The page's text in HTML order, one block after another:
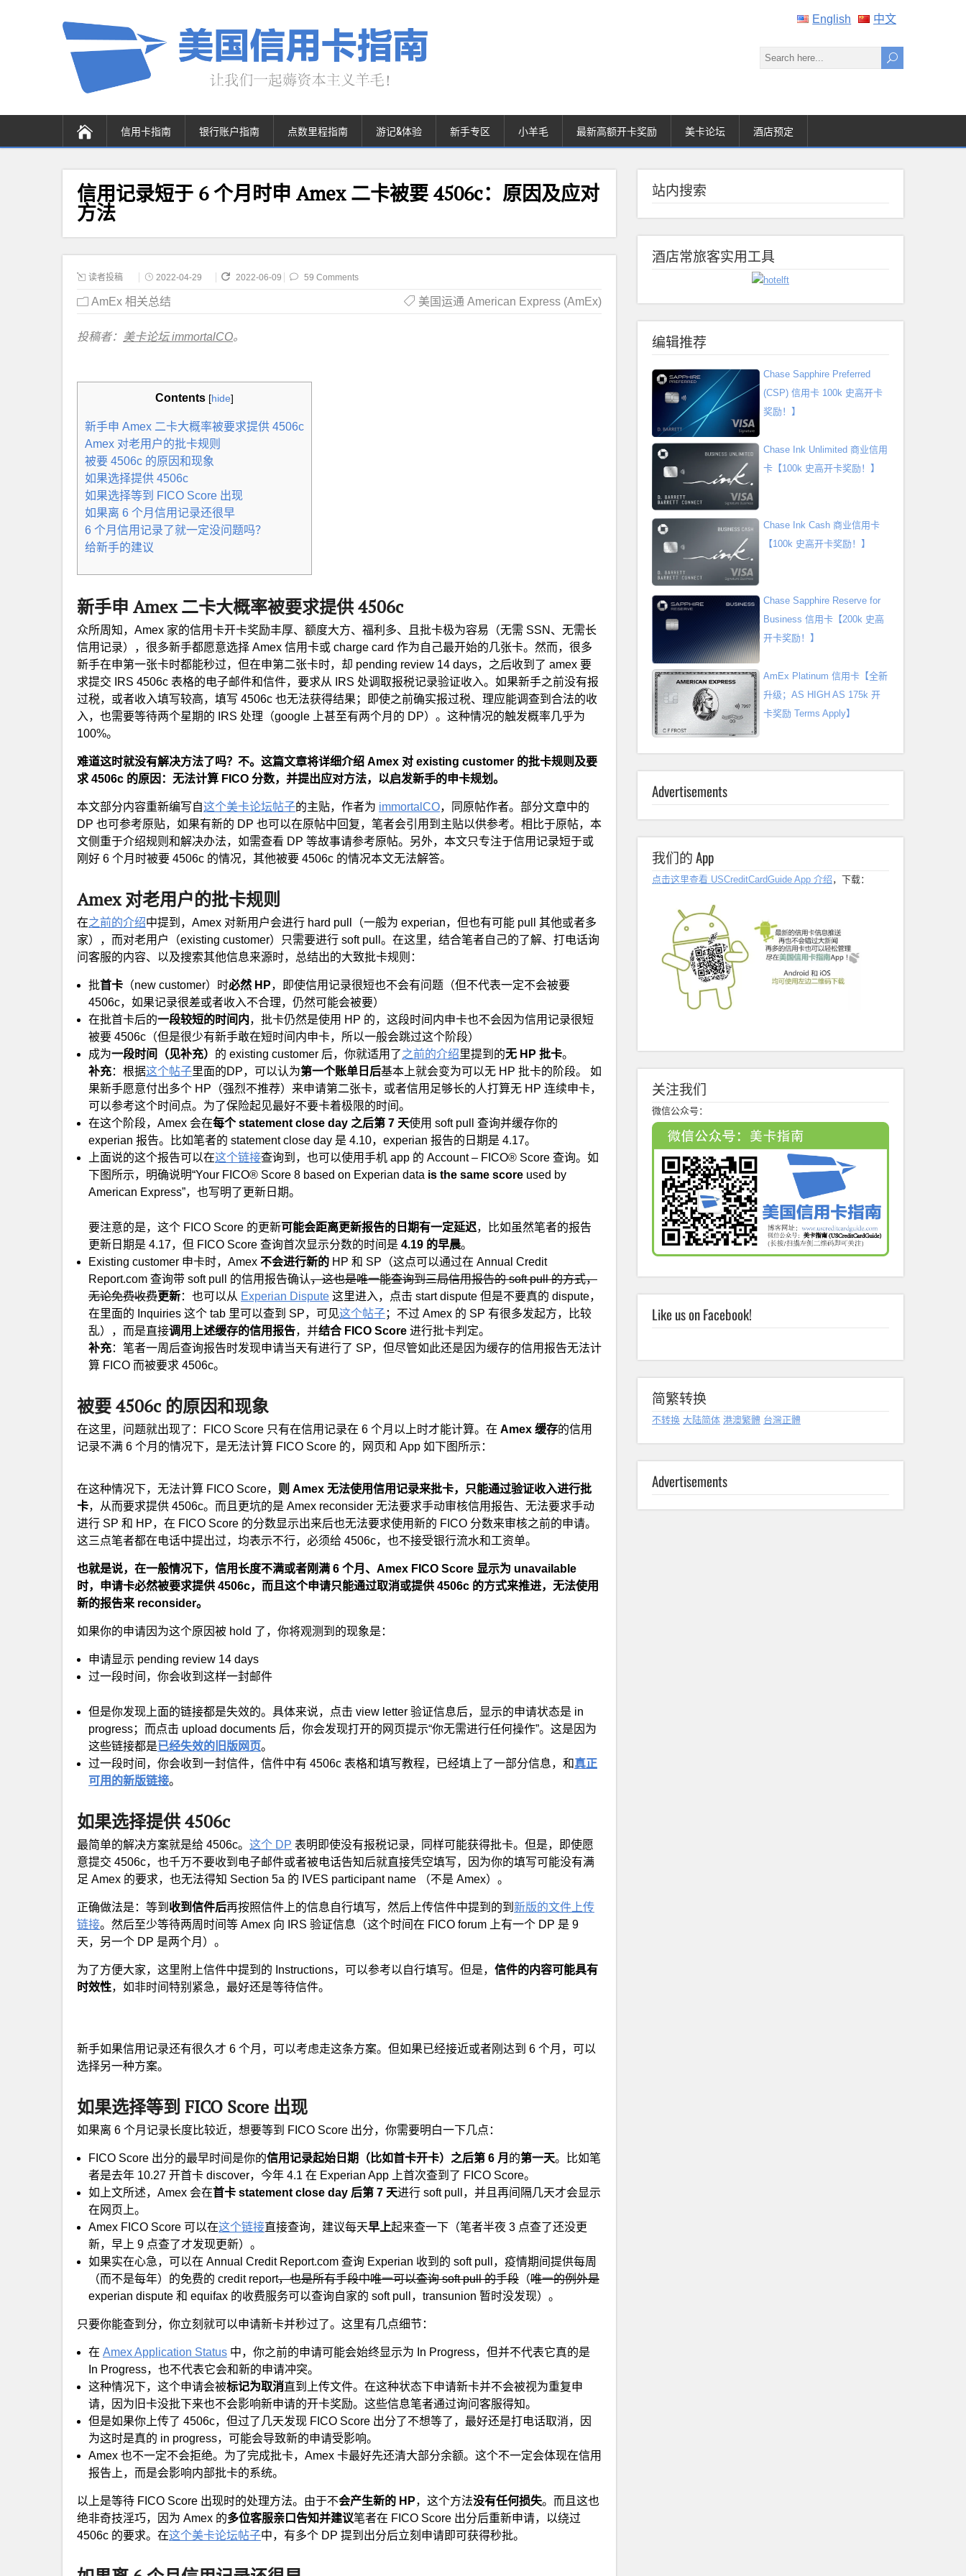
English 中文
信用卡指南 银行账户指南 点数里程指南 游记&体验 新手专区 小羊毛 最新高额开卡奖励 美卡论坛 酒店预定
信用记录短于 6 个月时申 Amex 二卡被要 4506c：原因及应对
方法
读者投稿 2022-04-29 2022-06-09 59 Comments
AmEx 相关总结 美国运通 American Express (AmEx)
投稿者： 美卡论坛 immortalCO。
Contents [hide]
新手申 Amex 二卡大概率被要求提供 4506c
Amex 对老用户的批卡规则
被要 4506c 的原因和现象
如果选择提供 4506c
如果选择等到 FICO Score 出现
如果离 6 个月信用记录还很早
6 个月信用记录了就一定没问题吗？
给新手的建议
新手申 Amex 二卡大概率被要求提供 4506c
众所周知，Amex 家的信用卡开卡奖励丰厚、额度大方、福利多、且批卡极为容易（无需 SSN、无需长
信用记录），很多新手都愿意选择 Amex 信用卡或 charge card 作为自己最开始的几张卡。然而，很多
新手在申第一张卡时都能秒过，但在申第二张卡时，却 pending review 14 days，之后收到了 amex 要
求提交 IRS 4506c 表格的电子邮件和信件，要求从 IRS 处调取报税记录验证收入。如果新手之前没有报
过税，或者收入填写较高，填写 4506c 也无法获得结果；即使之前确实报过税、理应能调查到合法的收
入，也需要等待两个星期的 IRS 处理（google 上甚至有两个月的 DP）。这种情况的触发概率几乎为
100%。
难道这时就没有解决方法了吗？不。这篇文章将详细介绍 Amex 对 existing customer 的批卡规则及要
求 4506c 的原因：无法计算 FICO 分数，并提出应对方法，以启发新手的申卡规划。
本文部分内容重新编写自这个美卡论坛帖子的主贴，作者为 immortalCO，同原帖作者。部分文章中的
DP 也可参考原贴，如果有新的 DP 也可以在原帖中回复，笔者会引用到主贴以供参考。相比于原帖，本
文侧重于介绍规则和解决办法，如需查看 DP 等故事请参考原帖。另外，本文只专注于信用记录短于或
刚好 6 个月时被要 4506c 的情况，其他被要 4506c 的情况本文无法解答。
Amex 对老用户的批卡规则
在之前的介绍中提到，Amex 对新用户会进行 hard pull（一般为 experian，但也有可能 pull 其他或者多
家），而对老用户（existing customer）只需要进行 soft pull。在这里，结合笔者自己的了解、打电话询
问客服的内容、以及搜索其他信息来源时，总结出的大致批卡规则：
批首卡 （new customer）时必然 HP，即使信用记录很短也不会有问题（但不代表一定不会被要
4506c，如果记录很差或者收入不合理，仍然可能会被要）
在批首卡后的一段较短的时间内，批卡仍然是使用 HP 的，这段时间内申卡也不会因为信用记录很短
被要 4506c（但是很少有新手敢在短时间内申卡，所以一般会跳过这个阶段）
成为一段时间（见补充） 的 existing customer 后，你就适用了之前的介绍里提到的无 HP 批卡。
补充：根据这个帖子里面的DP，可以认为第一个账单日后基本上就会变为可以无 HP 批卡的阶段。 如
果新手愿意付出多个 HP（强烈不推荐）来申请第二张卡，或者信用足够长的人打算无 HP 连续申卡，
可以参考这个时间点。为了保险起见最好不要卡着极限的时间。
在这个阶段，Amex 会在每个 statement close day 之后第 7 天使用 soft pull 查询并缓存你的
experian 报告。比如笔者的 statement close day 是 4.10，experian 报告的日期是 4.17。
上面说的这个报告可以在这个链接查询到，也可以使用手机 app 的 Account – FICO® Score 查询。如
下图所示，明确说明“Your FICO® Score 8 based on Experian data is the same score used by
American Express”，也写明了更新日期。
要注意的是，这个 FICO Score 的更新可能会距离更新报告的日期有一定延迟，比如虽然笔者的报告
更新日期是 4.17，但 FICO Score 查询首次显示分数的时间是 4.19 的早晨。
Existing customer 申卡时，Amex 不会进行新的 HP 和 SP（这点可以通过在 Annual Credit
Report.com 查询带 soft pull 的信用报告确认，这也是唯一能查询到三局信用报告的 soft pull 的方式，
无论免费收费更新：也可以从 Experian Dispute 这里进入，点击 start dispute 但是不要真的 dispute，
在里面的 Inquiries 这个 tab 里可以查到 SP，可见这个帖子；不过 Amex 的 SP 有很多发起方，比较
乱），而是直接调用上述缓存的信用报告，并结合 FICO Score 进行批卡判定。
补充：笔者一周后查询报告时发现申请当天有进行了 SP，但尽管如此还是因为缓存的信用报告无法计
算 FICO 而被要求 4506c。
被要 4506c 的原因和现象
在这里，问题就出现了：FICO Score 只有在信用记录在 6 个月以上时才能计算。在 Amex 缓存的信用
记录不满 6 个月的情况下，是无法计算 FICO Score 的，网页和 App 如下图所示：
在这种情况下，无法计算 FICO Score， 则 Amex 无法使用信用记录来批卡，只能通过验证收入进行批
卡，从而要求提供 4506c。而且更坑的是 Amex reconsider 无法要求手动审核信用报告、无法要求手动
进行 SP 和 HP，在 FICO Score 的分数显示出来后也无法要求使用新的 FICO 分数来审核之前的申请。
这三点笔者都在电话中提出过，均表示不行，必须给 4506c，也不接受银行流水和工资单。
也就是说，在一般情况下，信用长度不满或者刚满 6 个月、Amex FICO Score 显示为 unavailable
时，申请卡必然被要求提供 4506c，而且这个申请只能通过取消或提供 4506c 的方式来推进，无法使用
新的报告来 reconsider。
如果你的申请因为这个原因被 hold 了，你将观测到的现象是：
申请显示 pending review 14 days
过一段时间，你会收到这样一封邮件
但是你发现上面的链接都是失效的。具体来说，点击 view letter 验证信息后，显示的申请状态是 in
progress；而点击 upload documents 后，你会发现打开的网页提示“你无需进行任何操作”。这是因为
这些链接都是已经失效的旧版网页。
过一段时间，你会收到一封信件，信件中有 4506c 表格和填写教程，已经填上了一部分信息，和真正
可用的新版链接。
如果选择提供 4506c
最简单的解决方案就是给 4506c。 这个 DP 表明即使没有报税记录，同样可能获得批卡。但是，即使愿
意提交 4506c，也千万不要收到电子邮件或者被电话告知后就直接凭空填写，因为你的填写可能没有满
足 Amex 的要求，也无法得知 Section 5a 的 IVES participant name （不是 Amex）。
正确做法是：等到 收到信件后再按照信件上的信息自行填写，然后上传信件中提到的到 新版的文件上传
链接。然后至少等待两周时间等 Amex 向 IRS 验证信息（这个时间在 FICO forum 上有一个 DP 是 9
天，另一个 DP 是两个月）。
为了方便大家，这里附上信件中提到的 Instructions，可以参考以自行填写。但是， 信件的内容可能具有
时效性，如非时间特别紧急，最好还是等待信件。
新手如果信用记录还有很久才 6 个月，可以考虑走这条方案。但如果已经接近或者刚达到 6 个月，可以
选择另一种方案。
如果选择等到 FICO Score 出现
如果离 6 个月记录长度比较近，想要等到 FICO Score 出分，你需要明白一下几点：
FICO Score 出分的最早时间是你的信用记录起始日期（比如首卡开卡）之后第 6 月 的第一天。比如笔
者是去年 10.27 开首卡 discover，今年 4.1 在 Experian App 上首次查到了 FICO Score。
如上文所述，Amex 会在首卡 statement close day 后第 7 天进行 soft pull，并且再间隔几天才会显示
在网页上。
Amex FICO Score 可以在这个链接直接查询，建议每天早上起来查一下（笔者半夜 3 点查了还没更
新，早上 9 点查了才发现更新）。
如果实在心急，可以在 Annual Credit Report.com 查询 Experian 收到的 soft pull，疫情期间提供每周
（而不是每年）的免费的 credit report，也是所有手段中唯一可以查询 soft pull 的手段 （唯一的例外是
experian dispute 和 equifax 的收费服务可以查询自家的 soft pull，transunion 暂时没发现）。
只要你能查到分，你立刻就可以申请新卡并秒过了。这里有几点细节：
在 Amex Application Status 中，你之前的申请可能会始终显示为 In Progress，但并不代表它真的是
In Progress，也不代表它会和新的申请冲突。
这种情况下，这个申请会被标记为取消直到上传文件。在这种状态下申请新卡并不会被视为重复申
请，因为旧卡没批下来也不会影响新申请的开卡奖励。这些信息笔者通过询问客服得知。
但是如果你上传了 4506c，但过了几天发现 FICO Score 出分了不想等了，最好还是打电话取消，因
为这时是真的 in progress，可能会导致新的申请受影响。
Amex 也不一定不会拒绝。为了完成批卡，Amex 卡最好先还清大部分余额。这个不一定会体现在信用
报告上，而是会影响内部批卡的系统。
以上是等待 FICO Score 出现时的处理方法。由于不会产生新的 HP，这个方法没有任何损失。而且这也
绝非奇技淫巧，因为 Amex 的多位客服亲口告知并建议笔者在 FICO Score 出分后重新申请，以绕过
4506c 的要求。在这个美卡论坛帖子中，有多个 DP 提到出分后立刻申请即可获得秒批。
站内搜索
酒店常旅客实用工具
编辑推荐
Chase Sapphire Preferred
(CSP) 信用卡 100k 史高开卡
奖励！】
Chase Ink Unlimited 商业信用
卡【100k 史高开卡奖励！】
Chase Ink Cash 商业信用卡
【100k 史高开卡奖励！】
Chase Sapphire Reserve for
Business 信用卡【200k 史高
开卡奖励！】
AmEx Platinum 信用卡【全新
升级；AS HIGH AS 175k 开
卡奖励 Terms Apply】
Advertisements
我们的 App
点击这里查看 USCreditCardGuide App 介绍 ，下载：
关注我们
微信公众号：
Like us on Facebook!
简繁转换
不转换 大陆简体 港澳繁體 台灣正體
Advertisements